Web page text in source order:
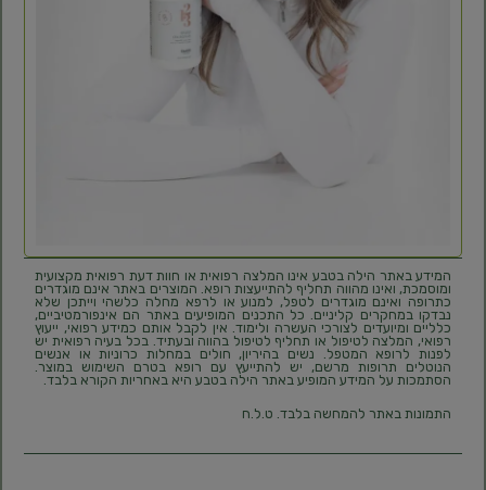
המידע באתר הילה בטבע אינו המלצה רפואית או חוות דעת רפואית מקצועית
ומוסמכת, ואינו מהווה תחליף להתייעצות רופא. המוצרים באתר אינם מוגדרים
כתרופה ואינם מוגדרים לטפל, למנוע או לרפא מחלה כלשהי וייתכן שלא
נבדקו במחקרים קליניים. כל התכנים המופיעים באתר הם אינפורמטיביים,
כלליים ומיועדים לצורכי העשרה ולימוד. אין לקבל אותם כמידע רפואי, ייעוץ
רפואי, המלצה לטיפול או תחליף לטיפול בהווה ובעתיד. בכל בעיה רפואית יש
לפנות לרופא המטפל. נשים בהיריון, חולים במחלות כרוניות או אנשים
הנוטלים תרופות מרשם, יש להתייעץ עם רופא בטרם השימוש במוצר.
הסתמכות על המידע המופיע באתר הילה בטבע היא באחריות הקורא בלבד.
התמונות באתר להמחשה בלבד. ט.ל.ח